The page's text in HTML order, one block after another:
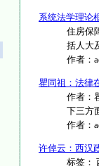
系统法学理论
住房保
括人大
作者：
瞿同祖：法律
作者：
下三方
作者：
许倬云：西汉
标签：